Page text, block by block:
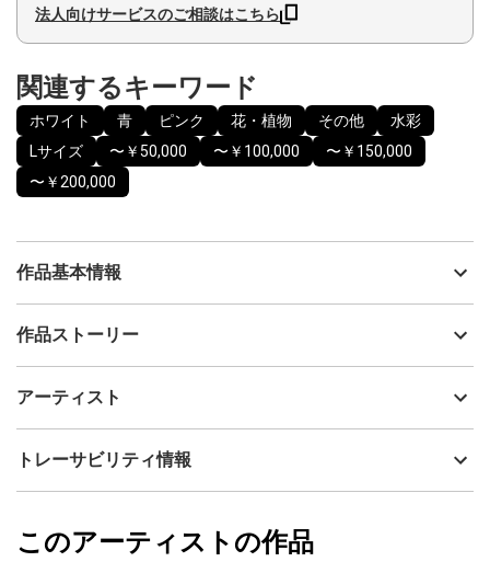
法人向けサービスのご相談はこちら
関連するキーワード
ホワイト 青 ピンク 花・植物 その他
水彩
Lサイズ
〜￥50,000 〜￥100,000
〜￥150,000
〜￥200,000
作品基本情報
出品者
制作年
技法
水彩
カラー
ホワイト
作品ストーリー
でこの花束を描きました。
アーティスト
Kayoko Kurosaki
フォローする
トレーサビリティ情報
Kayoko Kurosaki
このアーティストの作品